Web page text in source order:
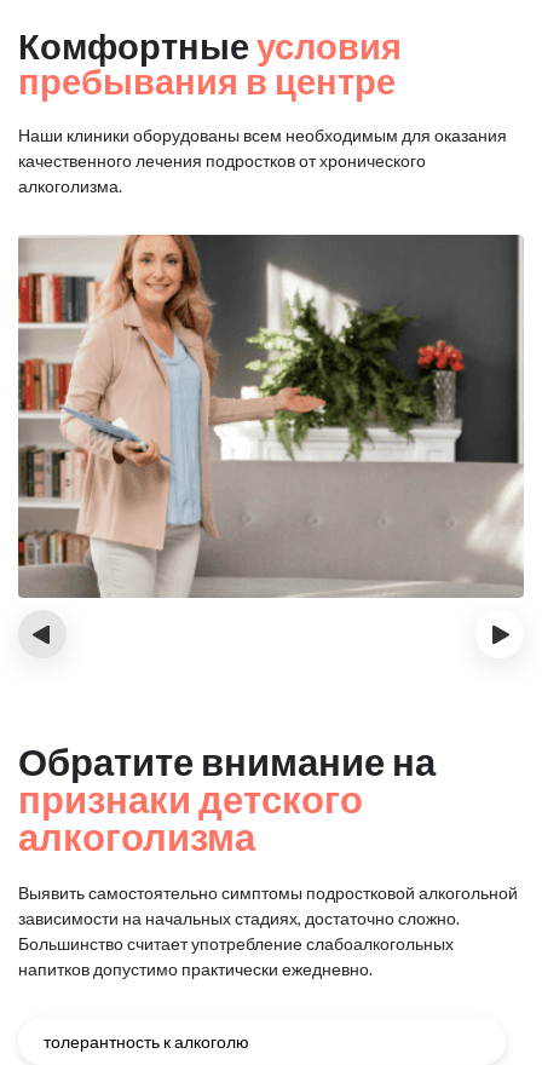
Комфортные условия
пребывания в центре
Наши клиники оборудованы всем необходимым для оказания
качественного лечения подростков от хронического
алкоголизма.
‹ ›
Обратите внимание на
признаки детского
алкоголизма
Выявить самостоятельно симптомы подростковой алкогольной
зависимости на начальных стадиях, достаточно сложно.
Большинство считает употребление слабоалкогольных
напитков допустимо практически ежедневно.
толерантность к алкоголю